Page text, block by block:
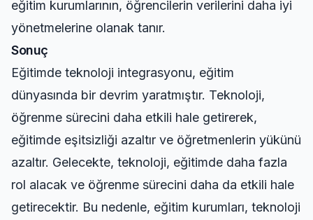
eğitim kurumlarının, öğrencilerin verilerini daha iyi
yönetmelerine olanak tanır.
Sonuç
Eğitimde teknoloji integrasyonu, eğitim
dünyasında bir devrim yaratmıştır. Teknoloji,
öğrenme sürecini daha etkili hale getirerek,
eğitimde eşitsizliği azaltır ve öğretmenlerin yükünü
azaltır. Gelecekte, teknoloji, eğitimde daha fazla
rol alacak ve öğrenme sürecini daha da etkili hale
getirecektir. Bu nedenle, eğitim kurumları, teknoloji